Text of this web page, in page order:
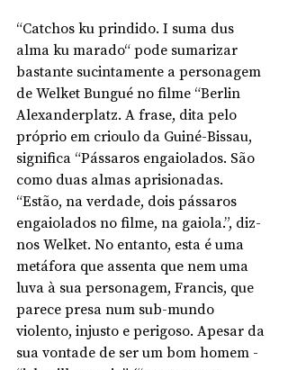
“Catchos ku prindido. I suma dus
alma ku marado“ pode sumarizar
bastante sucintamente a personagem
de Welket Bungué no filme “Berlin
Alexanderplatz. A frase, dita pelo
próprio em crioulo da Guiné-Bissau,
significa “Pássaros engaiolados. São
como duas almas aprisionadas.
“Estão, na verdade, dois pássaros
engaiolados no filme, na gaiola.”, diz-
nos Welket. No entanto, esta é uma
metáfora que assenta que nem uma
luva à sua personagem, Francis, que
parece presa num sub-mundo
violento, injusto e perigoso. Apesar da
sua vontade de ser um bom homem -